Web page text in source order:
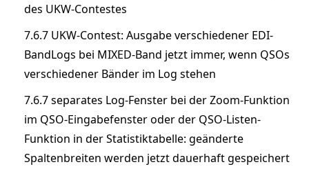
des UKW-Contestes
7.6.7 UKW-Contest: Ausgabe verschiedener EDI-
BandLogs bei MIXED-Band jetzt immer, wenn QSOs
verschiedener Bänder im Log stehen
7.6.7 separates Log-Fenster bei der Zoom-Funktion
im QSO-Eingabefenster oder der QSO-Listen-
Funktion in der Statistiktabelle: geänderte
Spaltenbreiten werden jetzt dauerhaft gespeichert